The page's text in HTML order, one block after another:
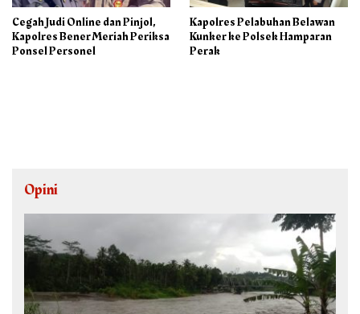
Cegah Judi Online dan Pinjol,
Kapolres Bener Meriah Periksa
Ponsel Personel
Kapolres Pelabuhan Belawan
Kunker ke Polsek Hamparan
Perak
Opini